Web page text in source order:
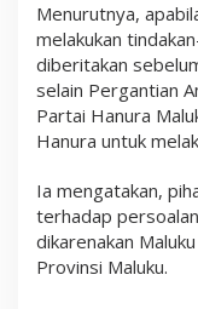
Menurutnya,
melakukan
diberitakan
selain Pergantian
Partai Hanura
Hanura untuk
Ia mengatakan,
terhadap
dikarenakan
Provinsi Maluku.